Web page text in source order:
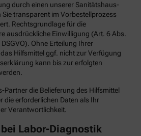
durch einen unserer Sanitätshaus-
transparent im Vorbestellprozess
Rechtsgrundlage für die
ausdrückliche Einwilligung (Art. 6 Abs.
Ohne Erteilung Ihrer
Hilfsmittel ggf. nicht zur Verfügung
kann bis zur erfolgten
Partner die Belieferung des Hilfsmittel
die erforderlichen Daten als Ihr
Verantwortlichkeit.
Labor-Diagnostik